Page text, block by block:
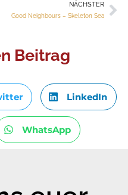
NÄCHSTER
Good Neighbours – Skeleton Sea
Beitrag
LinkedIn
WhatsApp